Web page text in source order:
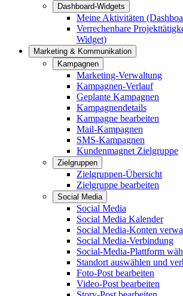
Dashboard-Widgets
Meine Aktivitäten
Verrechenbare
Widget)
Marketing & Kommunikation
Kampagnen
Marketing-Verwaltung
Kampagnen-Verlauf
Geplante Kampagnen
Kampagnendetails
Kampagne bearbeiten
Mail-Kampagnen
SMS-Kampagnen
Kundenmagnet Zielgruppe
Zielgruppen
Zielgruppen-Übersicht
Zielgruppe bearbeiten
Social Media
Social Media
Social Media Kalender
Social Media-Konten
Social Media-Verbindung
Social-Media-Plattform
Standort auswählen und
Foto-Post bearbeiten
Video-Post bearbeiten